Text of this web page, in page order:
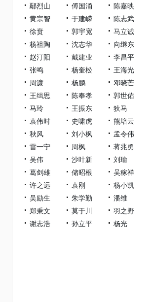
鄢烈山
傅国涌
陈嘉映
黄宗智
于建嵘
陈志武
徐贲
郭宇宽
马立诚
杨祖陶
沈志华
向继东
赵汀阳
戴建业
李昌平
张鸣
杨奎松
王海光
周濂
杨鹏
邓晓芒
王缉思
陈奉孝
郭世佑
马玲
王振东
狄马
袁伟时
史啸虎
熊培云
秋风
刘小枫
孟令伟
雷一宁
周枫
蒋兆勇
吴伟
沙叶新
刘瑜
葛剑雄
储昭根
吴稼祥
许之远
袁刚
杨小凯
吴励生
朱学勤
潘维
郑秉文
莫于川
羽之野
谢志浩
孙立平 杨光